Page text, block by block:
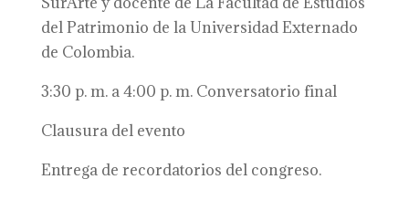
del Patrimonio de la Universidad Externado
de Colombia.
3:30 p. m. a 4:00 p. m. Conversatorio final
Clausura del evento
Entrega de recordatorios del congreso.